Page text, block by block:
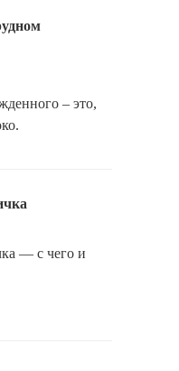
– это,
— с чего и